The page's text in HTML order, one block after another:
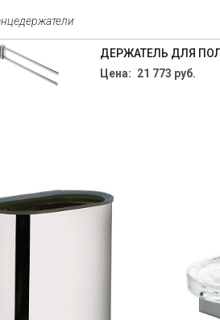
ДЕРЖАТЕЛЬ ДЛЯ
Цена: 21 773 руб.